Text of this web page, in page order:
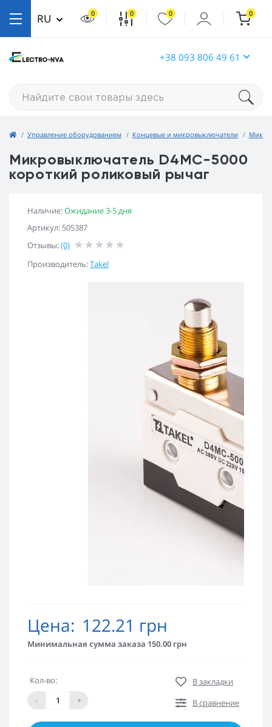
+38 093 806 49 61
RU 0 0 0 0
Управление оборудованием Концевые и микровыключатели
Микровыключатель D4MC-5000
короткий роликовый рычаг
Наличие:Ожидание 3-5 дня
Артикул: 505387
Отзывы:(0)
Производитель:Takel
Цена: 122.21 грн
Минимальная сумма заказа 150.00 грн
Кол-во:
-
+
В закладки
В сравнение